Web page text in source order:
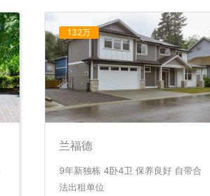
132万
兰福德
9年新独栋 4卧4卫 保养良好 自带合
法出租单位